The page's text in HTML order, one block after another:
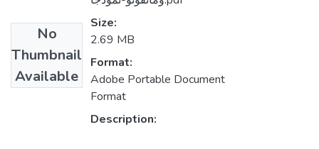
No
Thumbnail
Available
Size:
2.69 MB
Format:
Adobe Portable Document
Format
Description: